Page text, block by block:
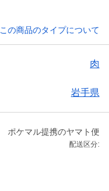
この商品のタイプについて
肉
岩手県
ポケマル提携のヤマト便
配送区分: